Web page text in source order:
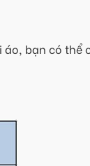
bạn có thể